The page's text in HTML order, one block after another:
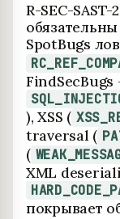
R-SEC-
SpotBugs
), XSS (
traversal (
(
XML
покрывает